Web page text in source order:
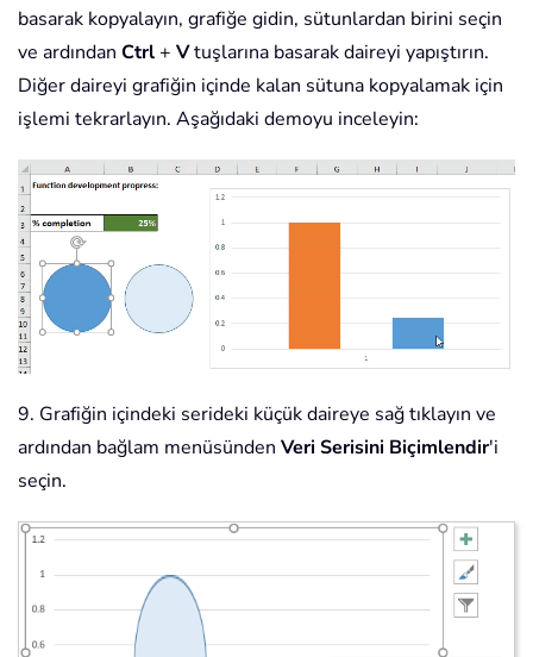
basarak kopyalayın, grafiğe gidin, sütunlardan birini seçin
ve ardından Ctrl+ Vtuşlarına basarak daireyi yapıştırın.
Diğer daireyi grafiğin içinde kalan sütuna kopyalamak için
işlemi tekrarlayın. Aşağıdaki demoyu inceleyin:
9. Grafiğin içindeki serideki küçük daireye sağ tıklayın ve
ardından bağlam menüsünden Veri Serisini Biçimlendir'i
seçin.